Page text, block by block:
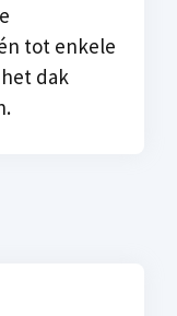
tot enkele
dak